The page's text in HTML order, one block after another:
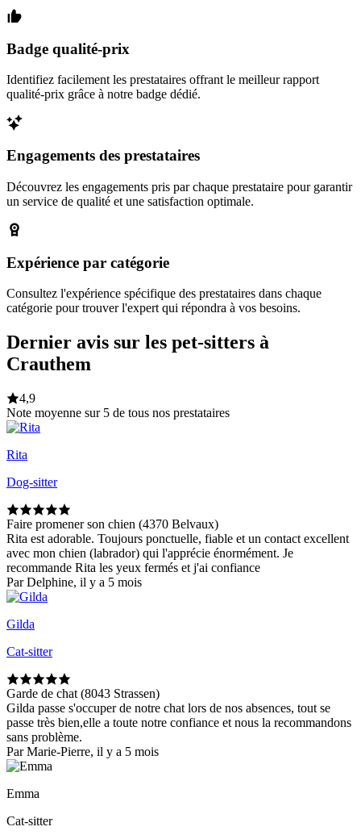
Badge qualité-prix
Identifiez facilement les prestataires offrant le meilleur rapport
qualité-prix grâce à notre badge dédié.
Engagements des prestataires
Découvrez les engagements pris par chaque prestataire pour garantir
un service de qualité et une satisfaction optimale.
Expérience par catégorie
Consultez l'expérience spécifique des prestataires dans chaque
catégorie pour trouver l'expert qui répondra à vos besoins.
Dernier avis sur les pet-sitters à
Crauthem
4,9
Note moyenne sur 5 de tous nos prestataires
Rita
Dog-sitter
Faire promener son chien (4370 Belvaux)
Rita est adorable. Toujours ponctuelle, fiable et un contact excellent
avec mon chien (labrador) qui l'apprécie énormément. Je
recommande Rita les yeux fermés et j'ai confiance
Par Delphine, il y a 5 mois
Gilda
Cat-sitter
Garde de chat (8043 Strassen)
Gilda passe s'occuper de notre chat lors de nos absences, tout se
passe très bien,elle a toute notre confiance et nous la recommandons
sans problème.
Par Marie-Pierre, il y a 5 mois
Emma
Cat-sitter